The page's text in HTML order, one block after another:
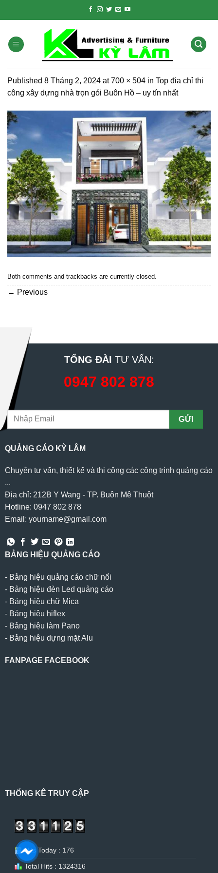
Published 8 Tháng 2, 2024 at700 × 504 in Top địa chỉ thi
công xây dựng nhà trọn gói Buôn Hồ – uy tín nhất
Both comments and trackbacks are currently closed.
← Previous
TỔNG ĐÀI TƯ VẤN:
0947 802 878
QUẢNG CÁO KỲ LÂM
Chuyên tư vấn, thiết kế và thi công các công trình quảng cáo
...
Địa chỉ: 212B Y Wang - TP. Buôn Mê Thuột
Hotline: 0947 802 878
Email: yourname@gmail.com
BẢNG HIỆU QUẢNG CÁO
- Bảng hiệu quảng cáo chữ nổi
- Bảng hiệu đèn Led quảng cáo
- Bảng hiệu chữ Mica
- Bảng hiệu hiflex
- Bảng hiệu làm Pano
- Bảng hiệu dựng mặt Alu
FANPAGE FACEBOOK
THỐNG KÊ TRUY CẬP
Hits Today : 176
Total Hits : 1324316